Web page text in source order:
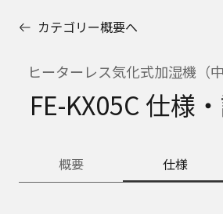
カテゴリー概要へ
ヒーターレス気化式加湿機（
FE-KX05C 仕様
概要 仕様